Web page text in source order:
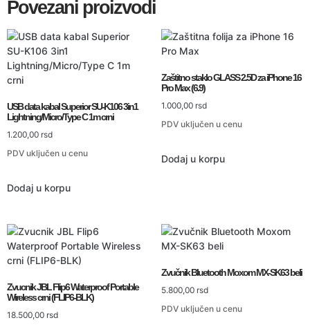
Povezani proizvodi
USB data kabal Superior SU-K106 3in1
Lightning/Micro/Type C 1m crni
1.200,00 rsd
PDV uključen u cenu
Dodaj u korpu
Zaštitno staklo GLASS 2.5D za iPhone 16
Pro Max (6.9)
1.000,00 rsd
PDV uključen u cenu
Dodaj u korpu
Zvucnik JBL Flip6 Waterproof Portable
Wireless crni (FLIP6-BLK)
18.500,00 rsd
Zvučnik Bluetooth Moxom MX-SK63 beli
5.800,00 rsd
PDV uključen u cenu